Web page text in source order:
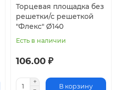
Торцевая площадка без
решетки/с решеткой
"Флекс" Ø140
Есть в наличии
106.00 ₽
В корзину